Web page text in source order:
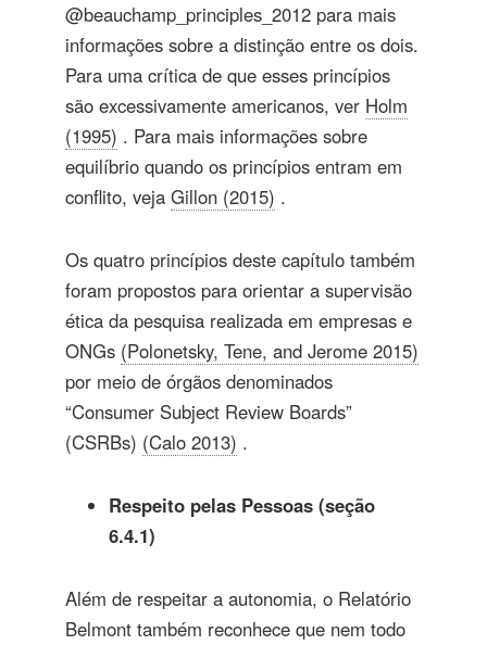
@beauchamp_principles_2012 para mais
informações sobre a distinção entre os dois.
Para uma crítica de que esses princípios
são excessivamente americanos, ver Holm
(1995) . Para mais informações sobre
equilíbrio quando os princípios entram em
conflito, veja Gillon (2015) .
Os quatro princípios deste capítulo também
foram propostos para orientar a supervisão
ética da pesquisa realizada em empresas e
ONGs (Polonetsky, Tene, and Jerome 2015)
por meio de órgãos denominados
“Consumer Subject Review Boards”
(CSRBs) (Calo 2013) .
Respeito pelas Pessoas (seção
6.4.1)
Além de respeitar a autonomia, o Relatório
Belmont também reconhece que nem todo